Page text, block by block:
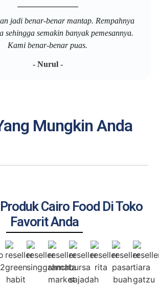
jadi benar-benar mantap. Rempahnya
sehingga semakin banyak pemesannya.
Kami benar-benar puas.
- Nurul -
Mungkin Anda
Cairo Food Di Toko
Favorit Anda